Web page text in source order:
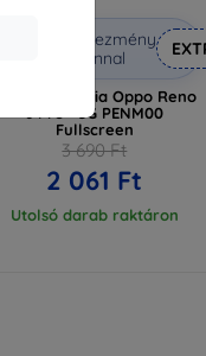
Kedvezmény
kuponnal
3MK ARC+ fólia Oppo Reno
6 Pro+ 5G PENM00
Fullscreen
3 690 Ft
2 061 Ft
Utolsó darab raktáron